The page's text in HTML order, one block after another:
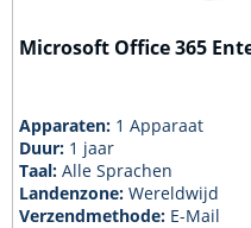
Microsoft Office 365
Apparaten: 1 Apparaat
Duur: 1 jaar
Taal:Alle Sprachen
Landenzone:Wereldwijd
Verzendmethode: E-Mail